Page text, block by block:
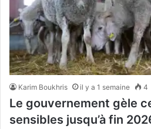
Karim Boukhris il y a 1 semaine 4
Le gouvernement gèle
sensibles jusqu’à fin